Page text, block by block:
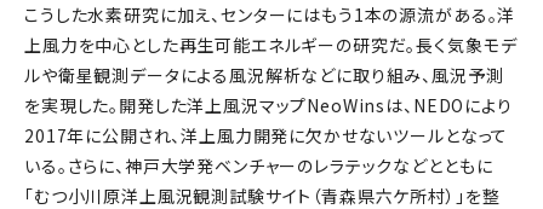
こうした水素研究に加え、センターにはもう1本の源流がある。洋
上風力を中心とした再生可能エネルギーの研究だ。長く気象モデ
ルや衛星観測データによる風況解析などに取り組み、風況予測
を実現した。開発した洋上風況マップNeoWinsは、NEDOにより
2017年に公開され、洋上風力開発に欠かせないツールとなって
いる。さらに、神戸大学発ベンチャーのレラテックなどとともに
「むつ小川原洋上風況観測試験サイト（青森県六ケ所村）」を整